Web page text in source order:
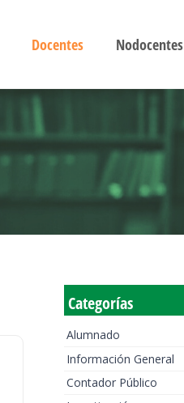
Docentes Nodocentes
Categorías
Alumnado
Información General
Contador Público